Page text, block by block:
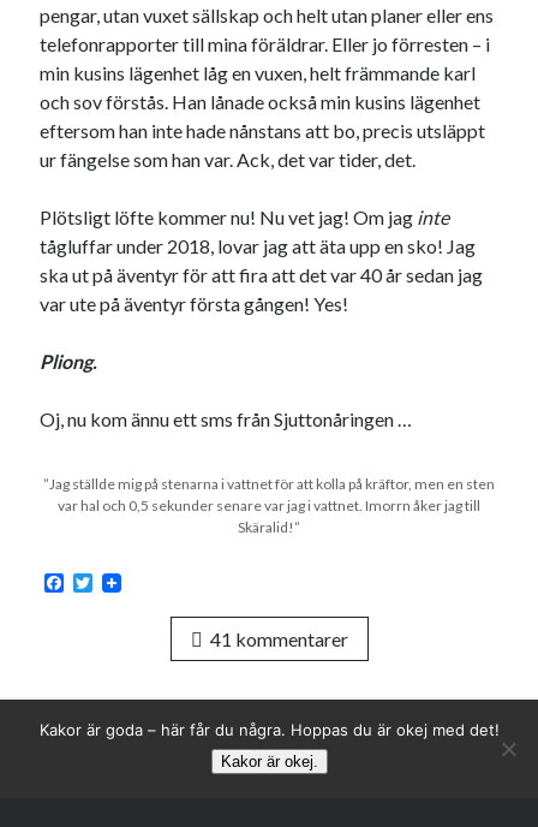
pengar, utan vuxet sällskap och helt utan planer eller ens
telefonrapporter till mina föräldrar. Eller jo förresten – i
min kusins lägenhet låg en vuxen, helt främmande karl
och sov förstås. Han lånade också min kusins lägenhet
eftersom han inte hade nånstans att bo, precis utsläppt
ur fängelse som han var. Ack, det var tider, det.
Plötsligt löfte kommer nu! Nu vet jag! Om jag inte
tågluffar under 2018, lovar jag att äta upp en sko! Jag
ska ut på äventyr för att fira att det var 40 år sedan jag
var ute på äventyr första gången! Yes!
Pliong.
Oj, nu kom ännu ett sms från Sjuttonåringen …
”Jag ställde mig på stenarna i vattnet för att kolla på kräftor, men en sten
var hal och 0,5 sekunder senare var jag i vattnet. Imorrn åker jag till
Skäralid!”
F
o
T
r
41 kommentarer
Kakor är goda – här får du några. Hoppas du är okej med det!
Kakor är okej.